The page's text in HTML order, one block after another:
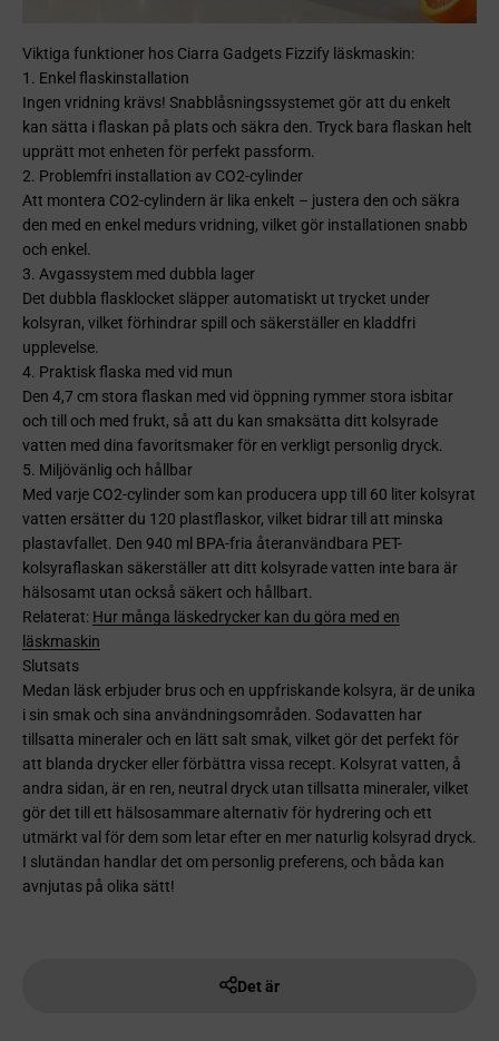
Viktiga funktioner hos Ciarra Gadgets Fizzify läskmaskin:
1. Enkel flaskinstallation
Ingen vridning krävs! Snabblåsningssystemet gör att du enkelt
kan sätta i flaskan på plats och säkra den. Tryck bara flaskan helt
upprätt mot enheten för perfekt passform.
2. Problemfri installation av CO2-cylinder
Att montera CO2-cylindern är lika enkelt – justera den och säkra
den med en enkel medurs vridning, vilket gör installationen snabb
och enkel.
3. Avgassystem med dubbla lager
Det dubbla flasklocket släpper automatiskt ut trycket under
kolsyran, vilket förhindrar spill och säkerställer en kladdfri
upplevelse.
4. Praktisk flaska med vid mun
Den 4,7 cm stora flaskan med vid öppning rymmer stora isbitar
och till och med frukt, så att du kan smaksätta ditt kolsyrade
vatten med dina favoritsmaker för en verkligt personlig dryck.
5. Miljövänlig och hållbar
Med varje CO2-cylinder som kan producera upp till 60 liter kolsyrat
vatten ersätter du 120 plastflaskor, vilket bidrar till att minska
plastavfallet. Den 940 ml BPA-fria återanvändbara PET-
kolsyraflaskan säkerställer att ditt kolsyrade vatten inte bara är
hälsosamt utan också säkert och hållbart.
Relaterat: Hur många läskedrycker kan du göra med en
läskmaskin
Slutsats
Medan läsk erbjuder brus och en uppfriskande kolsyra, är de unika
i sin smak och sina användningsområden. Sodavatten har
tillsatta mineraler och en lätt salt smak, vilket gör det perfekt för
att blanda drycker eller förbättra vissa recept. Kolsyrat vatten, å
andra sidan, är en ren, neutral dryck utan tillsatta mineraler, vilket
gör det till ett hälsosammare alternativ för hydrering och ett
utmärkt val för dem som letar efter en mer naturlig kolsyrad dryck.
I slutändan handlar det om personlig preferens, och båda kan
avnjutas på olika sätt!
Det är